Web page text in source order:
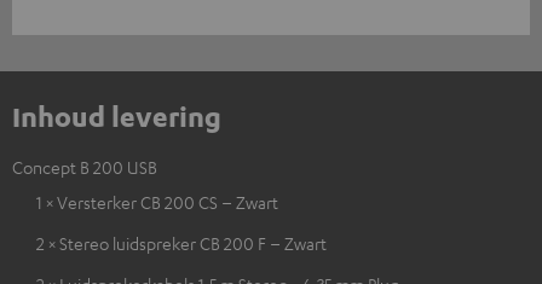
Inhoud levering
Concept B 200 USB
1 × Versterker CB 200 CS – Zwart
2 × Stereo luidspreker CB 200 F – Zwart